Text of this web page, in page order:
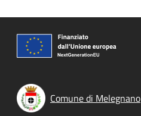
Comune di Melegnano